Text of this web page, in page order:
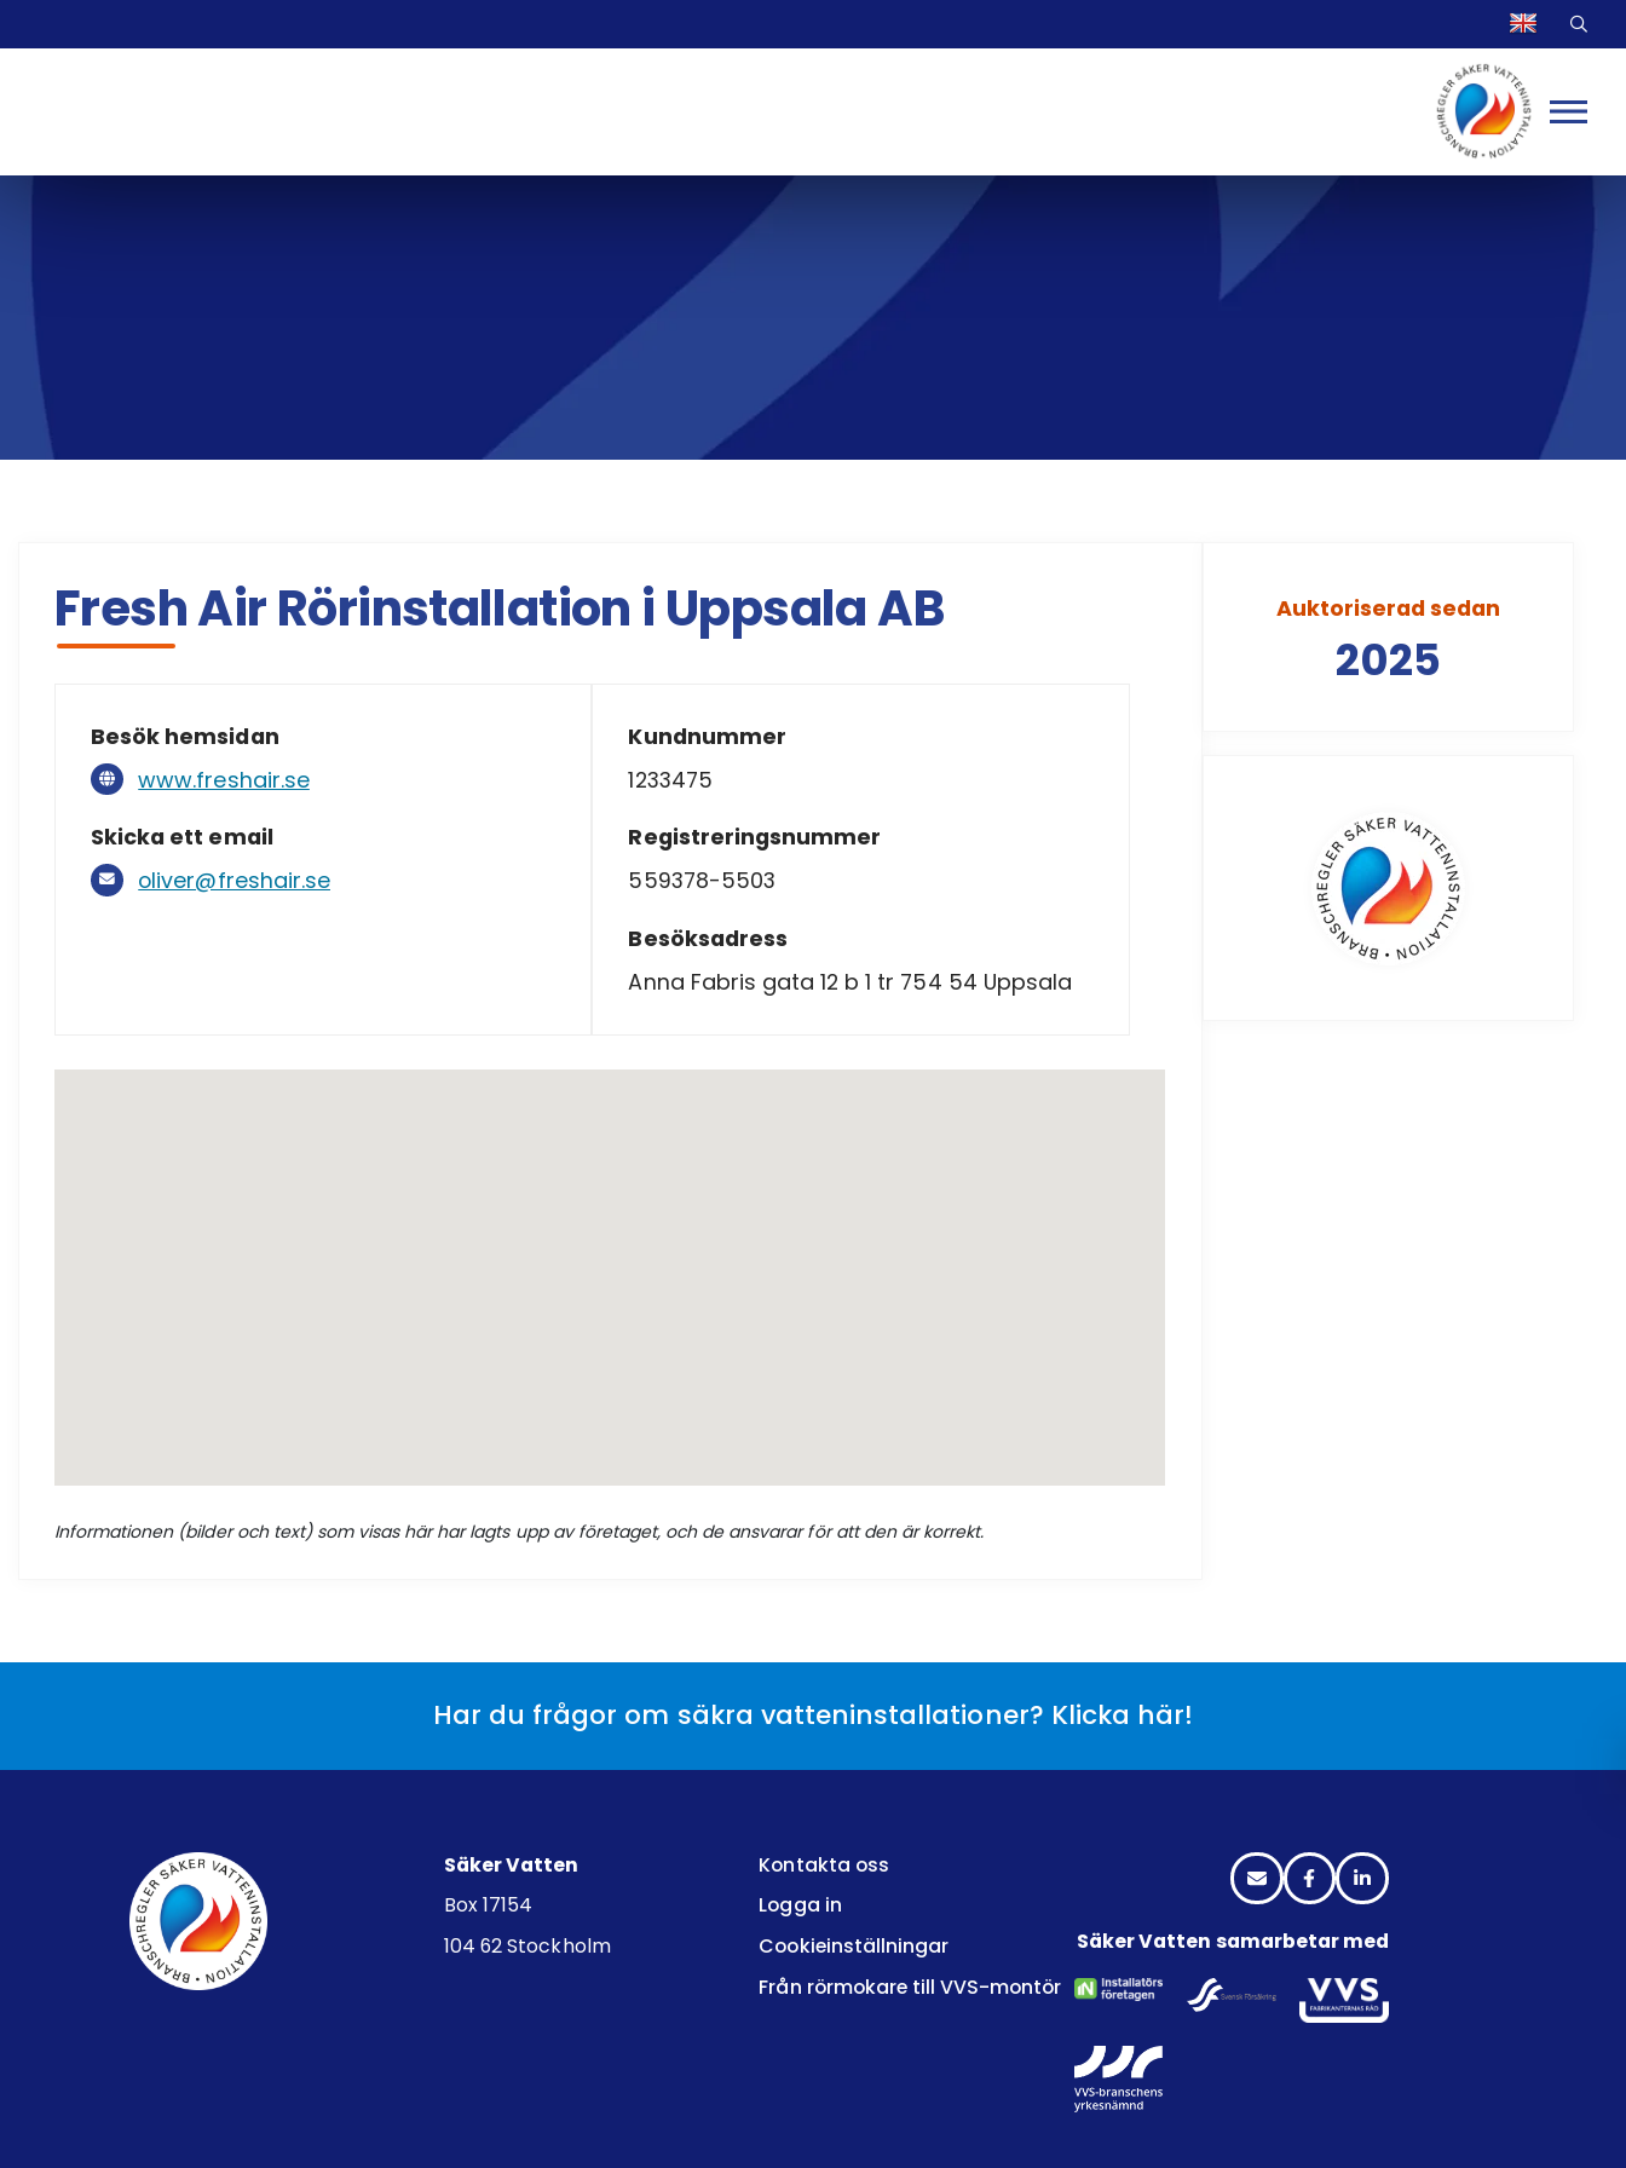
Fresh Air Rörinstallation i Uppsala AB
Besök hemsidan
www.freshair.se
Skicka ett email
oliver@freshair.se
Kundnummer
1233475
Registreringsnummer
559378-5503
Besöksadress
Anna Fabris gata 12 b 1 tr 754 54 Uppsala
Informationen (bilder och text) som visas här har lagts upp av företaget, och de ansvarar för att den är korrekt.
Auktoriserad sedan
2025
Har du frågor om säkra vatteninstallationer? Klicka här!
Säker Vatten
Box 17154
104 62 Stockholm
Kontakta oss
Logga in
Cookieinställningar
Från rörmokare till VVS-montör
Säker Vatten samarbetar med